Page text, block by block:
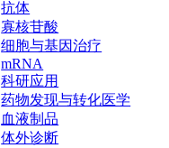
抗体
寡核苷酸
细胞与基因治疗
mRNA
科研应用
药物发现与转化医学
血液制品
体外诊断